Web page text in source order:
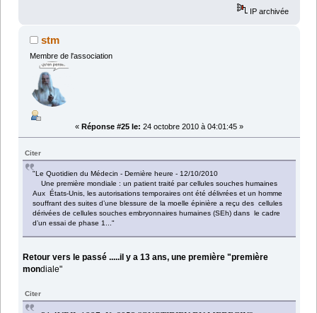
IP archivée
stm
Membre de l'association
« Réponse #25 le: 24 octobre 2010 à 04:01:45 »
Citer
"Le Quotidien du Médecin - Dernière heure - 12/10/2010
Une première mondiale : un patient traité par cellules souches humaines
Aux États-Unis, les autorisations temporaires ont été délivrées et un homme
souffrant des suites d’une blessure de la moelle épinière a reçu des cellules
dérivées de cellules souches embryonnaires humaines (SEh) dans le cadre
d’un essai de phase 1..."
Retour vers le passé .....il y a 13 ans, une première "première
mondiale"
Citer